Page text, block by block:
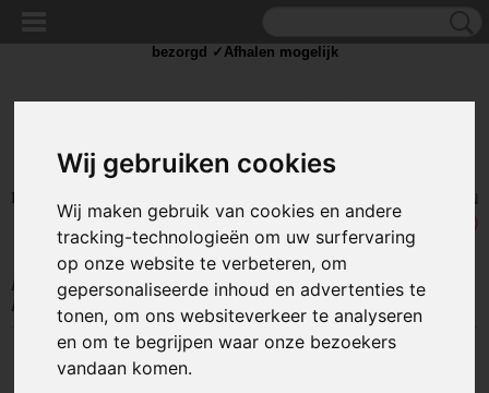
Wij gebruiken cookies
Wij maken gebruik van cookies en andere
tracking-technologieën om uw surfervaring
op onze website te verbeteren, om
gepersonaliseerde inhoud en advertenties te
tonen, om ons websiteverkeer te analyseren
en om te begrijpen waar onze bezoekers
vandaan komen.
Inloggen
UW WINKELWAGEN
Geen producten
(0)
Home >OUTDOOR>Zaklampen>Zaklamp Sleutelhanger op Zonne-
Energie
bezorgd ✓Afhalen mogelijk